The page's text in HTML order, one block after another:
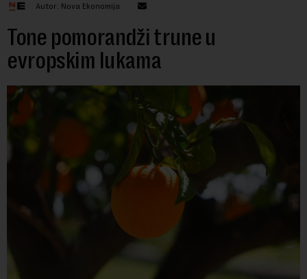
Autor: Nova Ekonomija
Tone pomorandži trune u
evropskim lukama